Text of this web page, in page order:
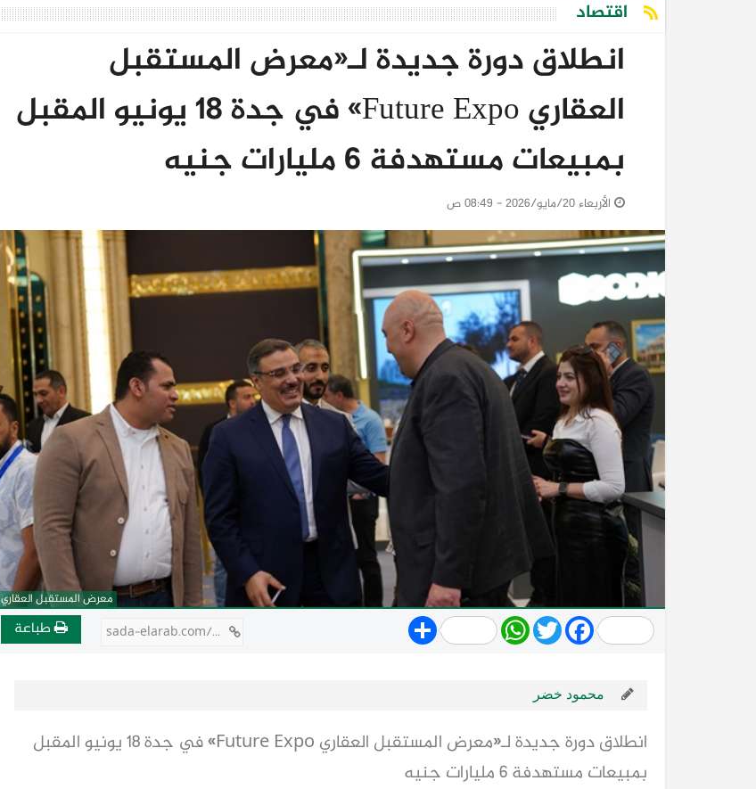
اقتصاد
انطلاق دورة جديدة لـ«معرض المستقبل
العقاري Future Expo» في جدة 18 يونيو المقبل
بمبيعات مستهدفة 6 مليارات جنيه
الأربعاء 20/مايو/2026 - 08:49 ص
معرض المستقبل العقاري
Share WhatsApp
TwitterFacebook طباعة sada-elarab.com/807466
محمود خضر
بمبيعات مستهدفة 6 مليارات جنيه